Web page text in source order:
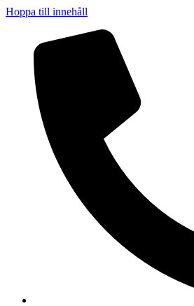
Hoppa till innehåll